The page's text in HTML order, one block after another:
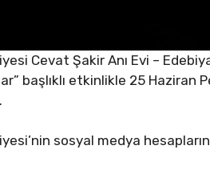
Cevat Şakir Anı Evi –
başlıklı etkinlikle 25 Haziran
sosyal medya